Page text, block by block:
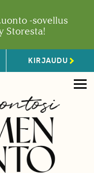
-sovellus
Storesta!
KIRJAUDU